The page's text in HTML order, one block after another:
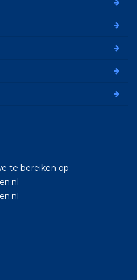
te bereiken op: